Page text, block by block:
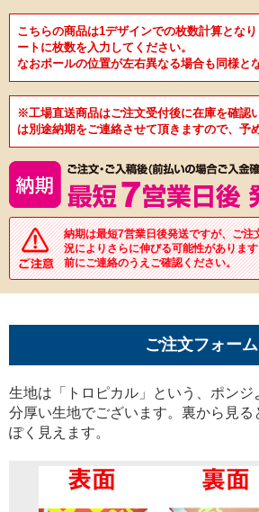
こちらの商品は1デザインでの枚数計算とな
ートに枚数を入力してください。
なおポールの位置が左右異なる場合も同様と
※工場直送商品はご注文受付後に在庫を確認
は別途納期をご連絡させて頂きますので、予
納期は最短7営業日後発送ですが、ご注
況によりさらに伸びる可能性がありま
前にご連絡のうえご確認ください。
ご注文フォーム
生地は「トロピカル」という、ポンジ
分厚い生地でございます。裏から見る
ぽく見えます。